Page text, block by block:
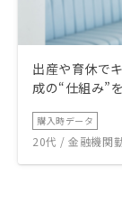
出産や育休で
成の“仕組み”
購入時データ
20代 / 金融機関